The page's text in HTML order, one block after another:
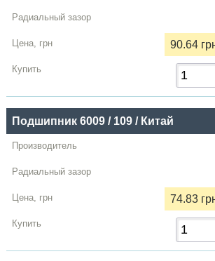
Радиальный
грн
Купить
90.64
Подшипник 6009 / 109 / Китай
74.83